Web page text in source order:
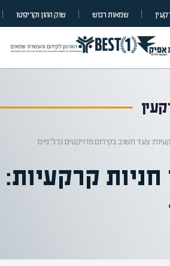
שמאות רכוש שוק ההון וקריפטו
צעד חשוב בקידום פרויקטים נדל"ניים